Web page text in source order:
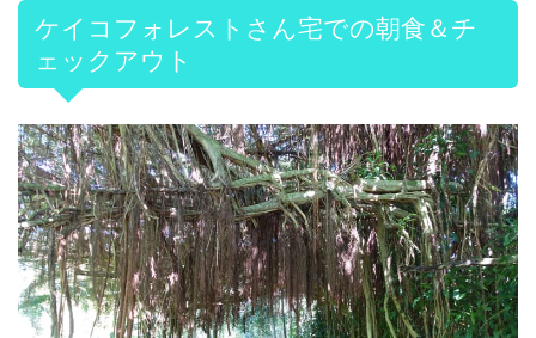
ケイコフォレストさん宅での朝食＆チ
ェックアウト